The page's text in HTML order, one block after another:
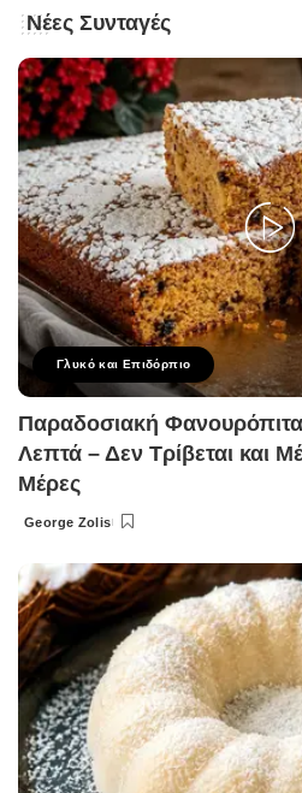
Νέες Συνταγές
Γλυκό και Επιδόρπιο
Παραδοσιακή
Λεπτά – Δεν Τρίβεται και
Μέρες
Posted
George Zolis